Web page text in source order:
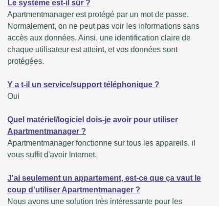
Le système est-il sûr ?
Apartmentmanager est protégé par un mot de passe.
Normalement, on ne peut pas voir les informations sans
accès aux données. Ainsi, une identification claire de
chaque utilisateur est atteint, et vos données sont
protégées.
Y a t-il un service/support téléphonique ?
Oui
Quel matériel/logiciel dois-je avoir pour utiliser
Apartmentmanager ?
Apartmentmanager fonctionne sur tous les appareils, il
vous suffit d'avoir Internet.
J'ai seulement un appartement, est-ce que ça vaut le
coup d'utiliser Apartmentmanager ?
Nous avons une solution très intéressante pour les